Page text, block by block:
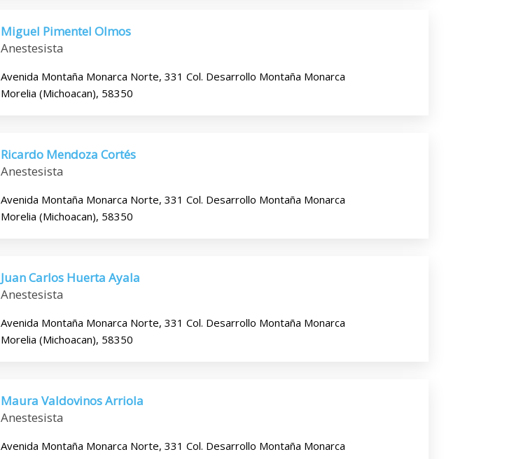
Miguel Pimentel Olmos
Anestesista
Avenida Montaña Monarca Norte, 331 Col. Desarrollo Montaña Monarca
Morelia (Michoacan), 58350
Ricardo Mendoza Cortés
Anestesista
Avenida Montaña Monarca Norte, 331 Col. Desarrollo Montaña Monarca
Morelia (Michoacan), 58350
Juan Carlos Huerta Ayala
Anestesista
Avenida Montaña Monarca Norte, 331 Col. Desarrollo Montaña Monarca
Morelia (Michoacan), 58350
Maura Valdovinos Arriola
Anestesista
Avenida Montaña Monarca Norte, 331 Col. Desarrollo Montaña Monarca